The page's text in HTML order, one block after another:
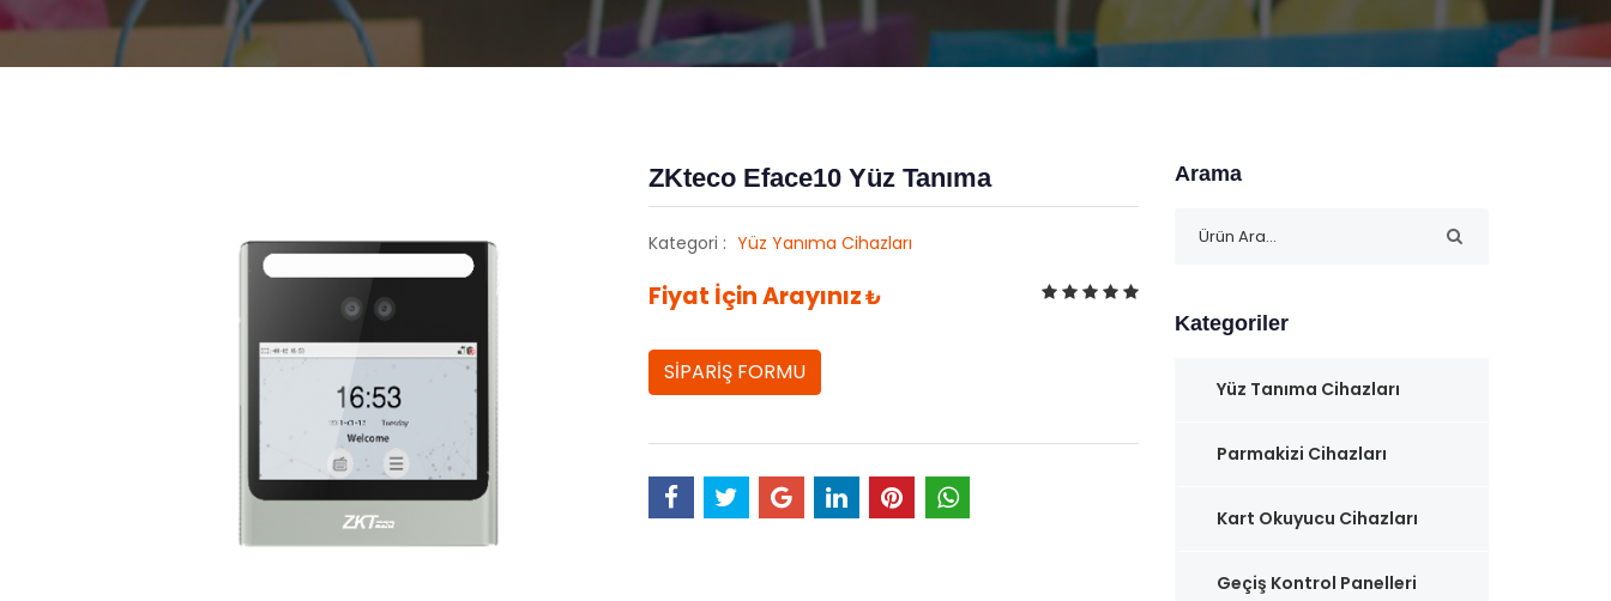
ZKteco Eface10 Yüz Tanıma
Kategori : Yüz Yanıma Cihazları
Fiyat İçin Arayınız₺
SİPARİŞ FORMU
Arama
Kategoriler
Yüz Tanıma Cihazları
Parmakizi Cihazları
Kart Okuyucu Cihazları
Geçiş Kontrol Panelleri